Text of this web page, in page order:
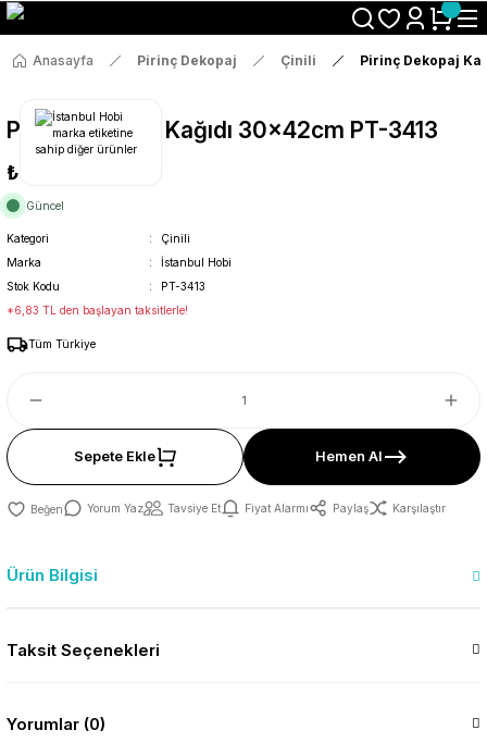
Size Özel "HG10" Koduyla Sepette Hemen %10 İndirimi Kaçırma
Anasayfa Pirinç Dekopaj Çinili Pirinç Dekopaj
Pirinç Dekopaj Kağıdı 30x42cm PT-3413
₺36
Güncel
Kategori
Çinili
Marka
İstanbul Hobi
Stok Kodu
PT-3413
*6,83 TL den başlayan taksitlerle!
Tüm Türkiye
Sepete Ekle Hemen Al
Yorum Yaz Tavsiye Et Fiyat Alarmı Paylaş Karşılaştır
Ürün Bilgisi
Taksit Seçenekleri
Yorumlar (0)